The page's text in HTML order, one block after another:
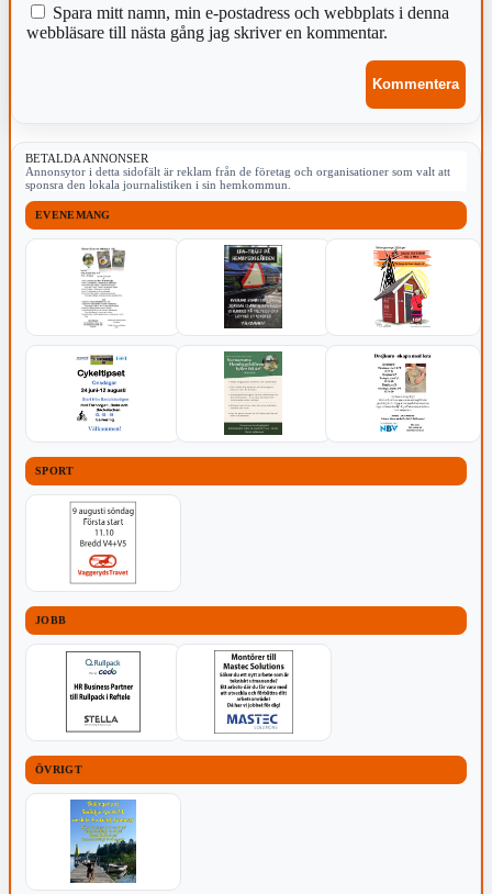
Spara mitt namn, min e-postadress och webbplats i denna
webbläsare till nästa gång jag skriver en kommentar.
BETALDA ANNONSER
Annonsytor i detta sidofält är reklam från de företag och organisationer som valt att
sponsra den lokala journalistiken i sin hemkommun.
EVENEMANG
SPORT
JOBB
ÖVRIGT